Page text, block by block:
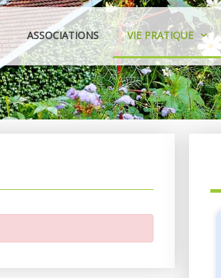
ASSOCIATIONS VIE PRATIQUE